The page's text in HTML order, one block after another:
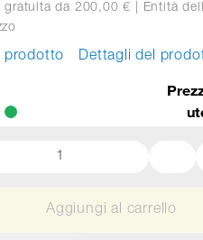
gratuita da 200,00 € | Entità
prodotto Dettagli del
Aggiungi al carrello